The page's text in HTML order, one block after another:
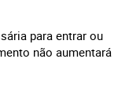
para entrar ou
não aumentará